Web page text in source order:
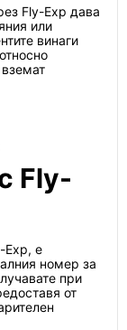
Fly-Exp дава
или
винаги
Fly-
Exp, е
номер за
при
от